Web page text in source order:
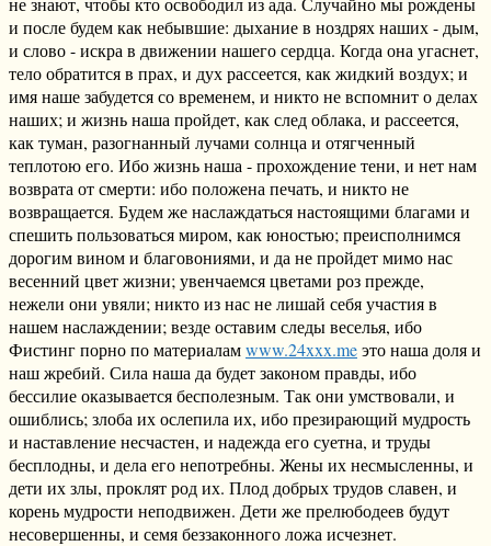
и после будем как небывшие: дыхание в ноздрях наших - дым,
и слово - искра в движении нашего сердца. Когда она угаснет,
тело обратится в прах, и дух рассеется, как жидкий воздух; и
имя наше забудется со временем, и никто не вспомнит о делах
наших; и жизнь наша пройдет, как след облака, и рассеется,
как туман, разогнанный лучами солнца и отягченный
теплотою его. Ибо жизнь наша - прохождение тени, и нет нам
возврата от смерти: ибо положена печать, и никто не
возвращается. Будем же наслаждаться настоящими благами и
спешить пользоваться миром, как юностью; преисполнимся
дорогим вином и благовониями, и да не пройдет мимо нас
весенний цвет жизни; увенчаемся цветами роз прежде,
нежели они увяли; никто из нас не лишай себя участия в
нашем наслаждении; везде оставим следы веселья, ибо
Фистинг порно по материаламwww.24xxx.meэто наша доля и
наш жребий. Сила наша да будет законом правды, ибо
бессилие оказывается бесполезным. Так они умствовали, и
ошиблись; злоба их ослепила их, ибо презирающий мудрость
и наставление несчастен, и надежда его суетна, и труды
бесплодны, и дела его непотребны. Жены их несмысленны, и
дети их злы, проклят род их. Плод добрых трудов славен, и
корень мудрости неподвижен. Дети же прелюбодеев будут
несовершенны, и семя беззаконного ложа исчезнет.